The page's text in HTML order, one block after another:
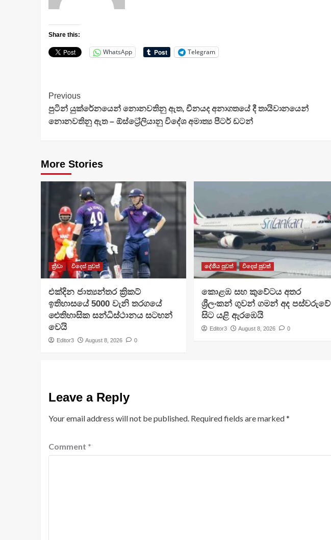
Share this:
WhatsApp Telegram
Continue
Reading
Previous
පුටින් යුක්රේනයෙන් නොනවතිනු ඇත, චීනයද අනාගතයේ දී තායිවානයෙන්
නොනවතිනු ඇත – ඕස්ට්‍රේලියානු විදේශ අමාත්‍ය පීටර් ඩටන්
More Stories
ක්‍රීඩා විදෙස් පුවත්
එක්දින ජාත්‍යන්තර ක්‍රිකට්
ඉතිහාසයේ 5000 වැනි තරගයේ
ඓතිහාසික සන්ධිස්ථානය සටහන්
වෙයි
Editor3 August 8, 2026 0
දේශීය පුවත් විදෙස් පුවත්
​කොළඹ සහ කුවේටය අතර
ශ්‍රීලංකන් ගුවන් ගමන් අද පස්වරුවේ
සිට යළි ඇරඹෙයි
Editor3 August 8, 2026 0
Leave a Reply
Your email address will not be published. Required fields are marked*
Comment *